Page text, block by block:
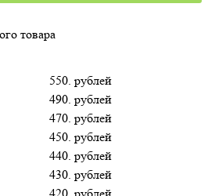
товара
550. рублей
490. рублей
470. рублей
450. рублей
440. рублей
430. рублей